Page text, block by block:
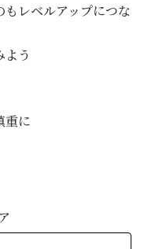
レベルアップにつな
う
重に